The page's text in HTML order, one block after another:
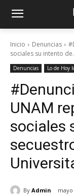
Inicio Denuncias
sociales su intento
Denuncias Lo de Hoy
UNAM
sociales
By Admin mayo